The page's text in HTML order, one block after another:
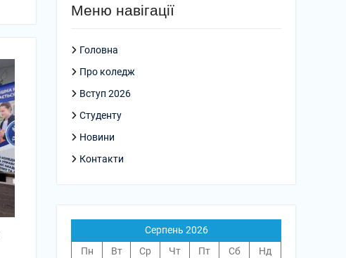
Меню навігації
Головна
Про коледж
Вступ 2026
Студенту
Новини
Контакти
Серпень 2026
Пн
Вт Ср Чт Пт Сб
Нд